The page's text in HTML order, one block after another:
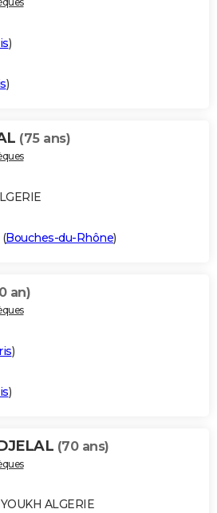
)
)
(75 ans)
(Bouches-du-Rhône)
an)
)
)
(70 ans)
ALGERIE